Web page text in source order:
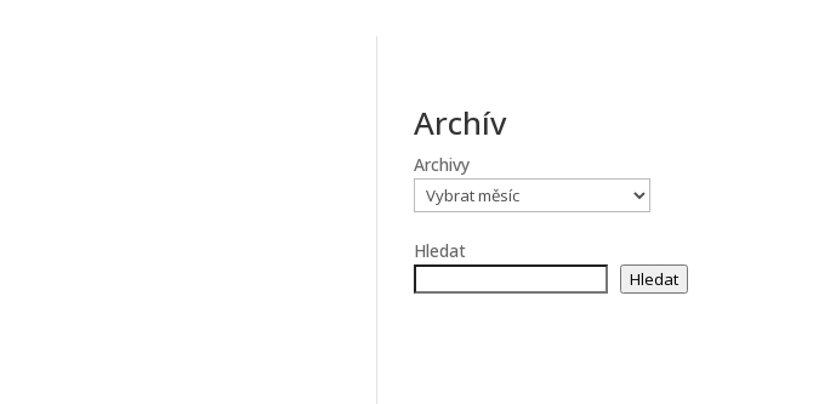
Archív
Archivy
Hledat
Hledat